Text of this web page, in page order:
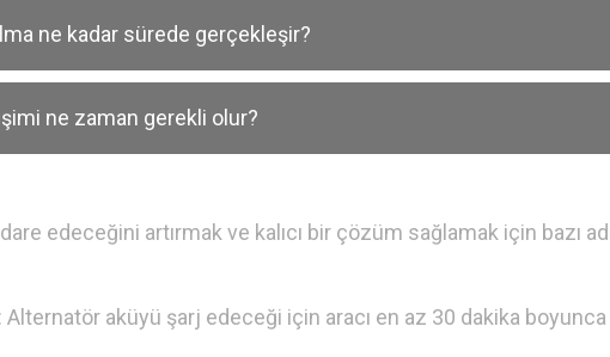
ne kadar sürede gerçekleşir?
ne zaman gerekli olur?
edeceğini artırmak ve kalıcı bir çözüm sağlamak için bazı
: Alternatör aküyü şarj edeceği için aracı en az 30 dakika boyunca